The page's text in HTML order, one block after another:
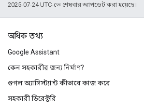
2025-07-24 UTC-তে শেষবার আপডেট করা হয়েছে।
অধিক তথ্য
Google Assistant
কেন সহকারীর জন্য নির্মাণ?
গুগল অ্যাসিস্ট্যান্ট কীভাবে কাজ করে
সহকারী ডিরেক্টরি